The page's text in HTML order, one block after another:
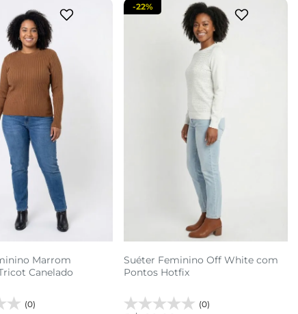
Marrom
Canelado
(0)
Suéter Feminino Off White com
Pontos Hotfix
(0)
-22%